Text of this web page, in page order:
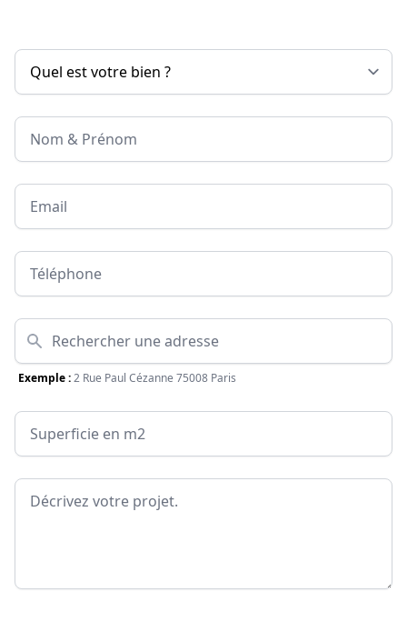
Nom & Prénom
Email
Téléphone
Adresse
Exemple :2 Rue Paul Cézanne 75008 Paris
Surface
Message